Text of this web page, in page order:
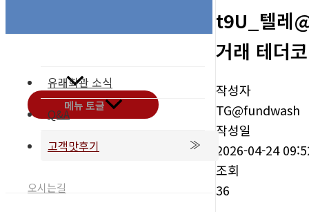
고객센터
메뉴 토글
오시는길
유래회관 소식
Q&A
고객맛후기
t9U_텔레
거래 테더
작성자
TG@fundwash
작성일
2026-04-24
조회
36